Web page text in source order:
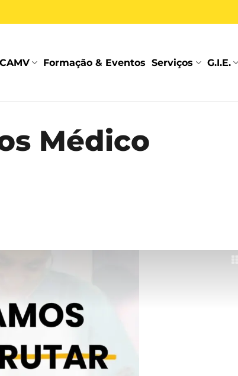
CAMV Formação & Eventos Serviços G.I.E.
Médico